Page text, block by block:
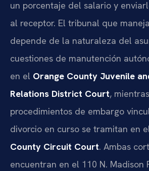
un porcentaje del salario y
al receptor. El tribunal que
depende de la naturaleza del
cuestiones de manutención
en el Orange County Juvenile
Relations District Court,
procedimientos de embargo
divorcio en curso se tramitan en
County Circuit Court. Ambas
encuentran en el 110 N. Madison